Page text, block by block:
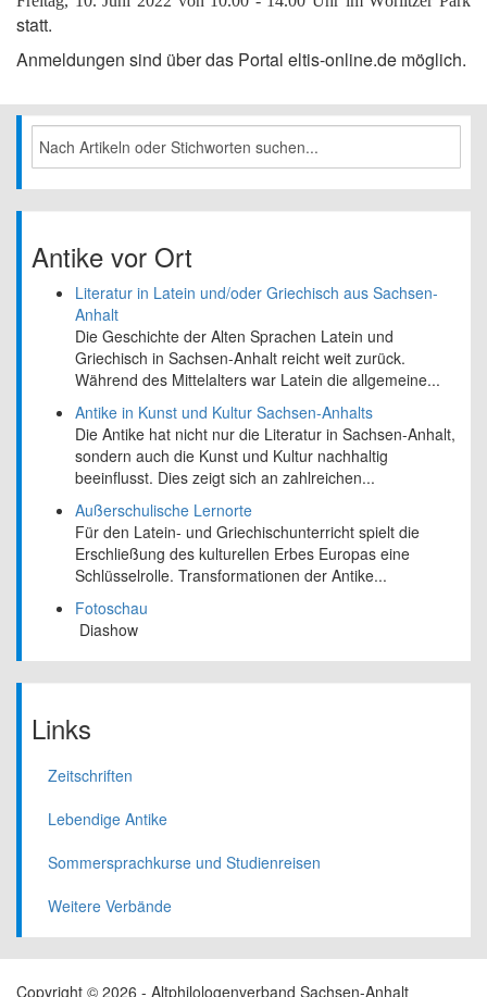
statt.
Anmeldungen sind über das Portal eltis-online.de möglich.
Antike vor Ort
Literatur in Latein und/oder Griechisch aus Sachsen-
Anhalt
Die Geschichte der Alten Sprachen Latein und
Griechisch in Sachsen-Anhalt reicht weit zurück.
Während des Mittelalters war Latein die allgemeine...
Antike in Kunst und Kultur Sachsen-Anhalts
Die Antike hat nicht nur die Literatur in Sachsen-Anhalt,
sondern auch die Kunst und Kultur nachhaltig
beeinflusst. Dies zeigt sich an zahlreichen...
Außerschulische Lernorte
Für den Latein- und Griechischunterricht spielt die
Erschließung des kulturellen Erbes Europas eine
Schlüsselrolle. Transformationen der Antike...
Fotoschau
Diashow
Links
Zeitschriften
Lebendige Antike
Sommersprachkurse und Studienreisen
Weitere Verbände
Copyright © 2026 - Altphilologenverband Sachsen-Anhalt